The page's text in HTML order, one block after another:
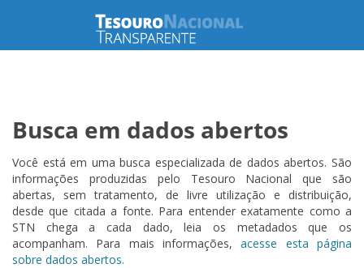
Busca em dados abertos
Você está em uma busca especializada de dados abertos. São
informações produzidas pelo Tesouro Nacional que são
abertas, sem tratamento, de livre utilização e distribuição,
desde que citada a fonte. Para entender exatamente como a
STN chega a cada dado, leia os metadados que os
acompanham. Para mais informações,acesse esta página
sobre dados abertos.